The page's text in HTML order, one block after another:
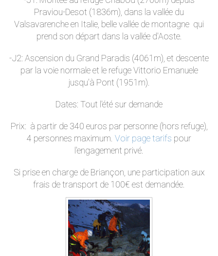
Praviou-Desot (1836m), dans la vallée du
Valsavarenche en Italie, belle vallée de montagne qui
prend son départ dans la vallée d'Aoste.
-J2: Ascension du Grand Paradis (4061m), et descente
par la voie normale et le refuge Vittorio Emanuele
jusqu'à Pont (1951m).
Dates: Tout l'été sur demande
Prix: à partir de 340 euros par personne (hors refuge),
4 personnes maximum. Voir page tarifs pour
l'engagement privé.
Si prise en charge de Briançon, une participation aux
frais de transport de 100€ est demandée.